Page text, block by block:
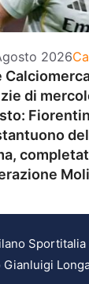
2026
di
Sportitalia